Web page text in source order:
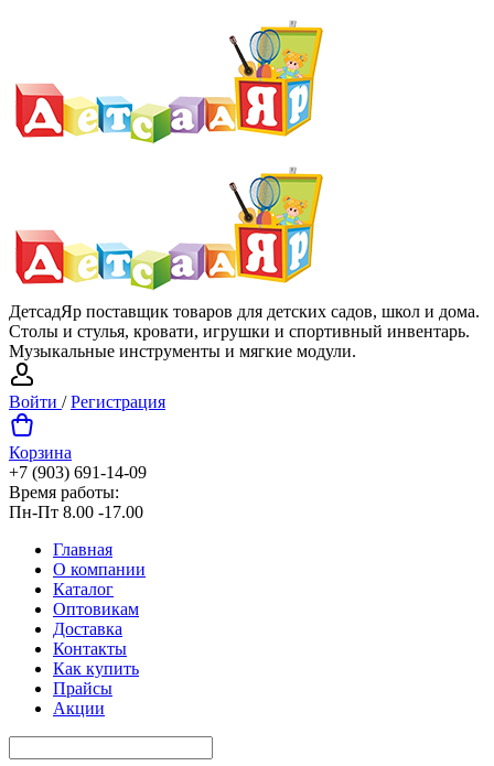
ДетсадЯр поставщик товаров для детских садов, школ и дома.
Столы и стулья, кровати, игрушки и спортивный инвентарь.
Музыкальные инструменты и мягкие модули.
Войти /Регистрация
Корзина
+7 (903) 691-14-09
Время работы:
Пн-Пт 8.00 -17.00
Главная
О компании
Каталог
Оптовикам
Доставка
Контакты
Как купить
Прайсы
Акции